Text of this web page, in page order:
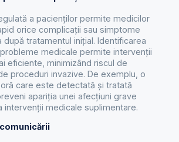
a pacienților permite medicilor
orice complicații sau simptome
după tratamentul inițial. Identificarea
medicale permite intervenții
eficiente, minimizând riscul de
proceduri invazive. De exemplu, o
care este detectată și tratată
apariția unei afecțiuni grave
intervenții medicale suplimentare.